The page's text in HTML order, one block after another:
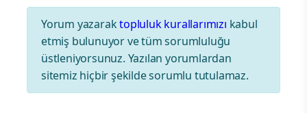
Yorum yazaraktopluluk kurallarımızı kabul
etmiş bulunuyor ve tüm sorumluluğu
üstleniyorsunuz. Yazılan yorumlardan
sitemiz hiçbir şekilde sorumlu tutulamaz.